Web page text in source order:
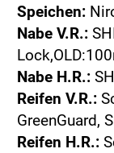
Speichen:
Nabe V.R.:
Nabe H.R.:
Reifen V.R.:
GreenGuard,
Reifen H.R.: